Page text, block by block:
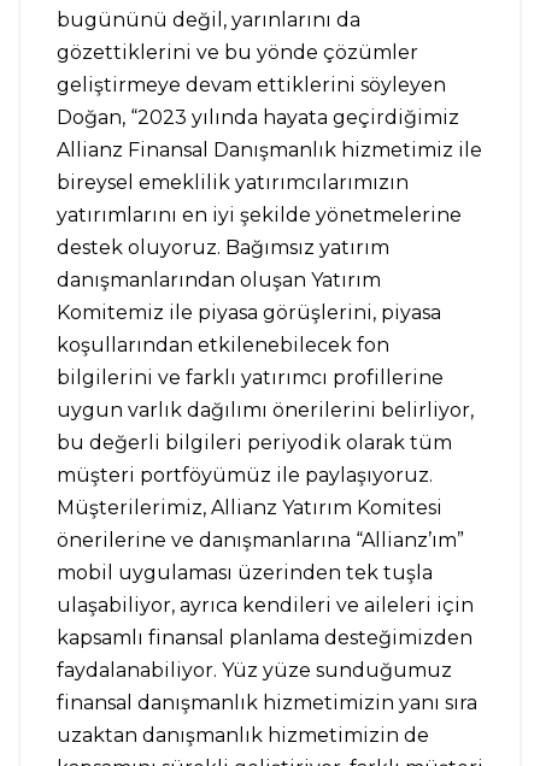
bugününü değil, yarınlarını da
gözettiklerini ve bu yönde çözümler
geliştirmeye devam ettiklerini söyleyen
Doğan, “2023 yılında hayata geçirdiğimiz
Allianz Finansal Danışmanlık hizmetimiz ile
bireysel emeklilik yatırımcılarımızın
yatırımlarını en iyi şekilde yönetmelerine
destek oluyoruz. Bağımsız yatırım
danışmanlarından oluşan Yatırım
Komitemiz ile piyasa görüşlerini, piyasa
koşullarından etkilenebilecek fon
bilgilerini ve farklı yatırımcı profillerine
uygun varlık dağılımı önerilerini belirliyor,
bu değerli bilgileri periyodik olarak tüm
müşteri portföyümüz ile paylaşıyoruz.
Müşterilerimiz, Allianz Yatırım Komitesi
önerilerine ve danışmanlarına “Allianz’ım”
mobil uygulaması üzerinden tek tuşla
ulaşabiliyor, ayrıca kendileri ve aileleri için
kapsamlı finansal planlama desteğimizden
faydalanabiliyor. Yüz yüze sunduğumuz
finansal danışmanlık hizmetimizin yanı sıra
uzaktan danışmanlık hizmetimizin de